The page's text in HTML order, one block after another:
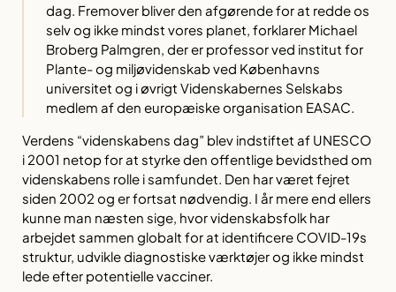
dag. Fremover bliver den afgørende for at redde os
selv og ikke mindst vores planet, forklarer Michael
Broberg Palmgren, der er professor ved institut for
Plante- og miljøvidenskab ved Københavns
universitet og i øvrigt Videnskabernes Selskabs
medlem af den europæiske organisation EASAC.
Verdens “videnskabens dag” blev indstiftet af UNESCO
i 2001 netop for at styrke den offentlige bevidsthed om
videnskabens rolle i samfundet. Den har været fejret
siden 2002 og er fortsat nødvendig. I år mere end ellers
kunne man næsten sige, hvor videnskabsfolk har
arbejdet sammen globalt for at identificere COVID-19s
struktur, udvikle diagnostiske værktøjer og ikke mindst
lede efter potentielle vacciner.